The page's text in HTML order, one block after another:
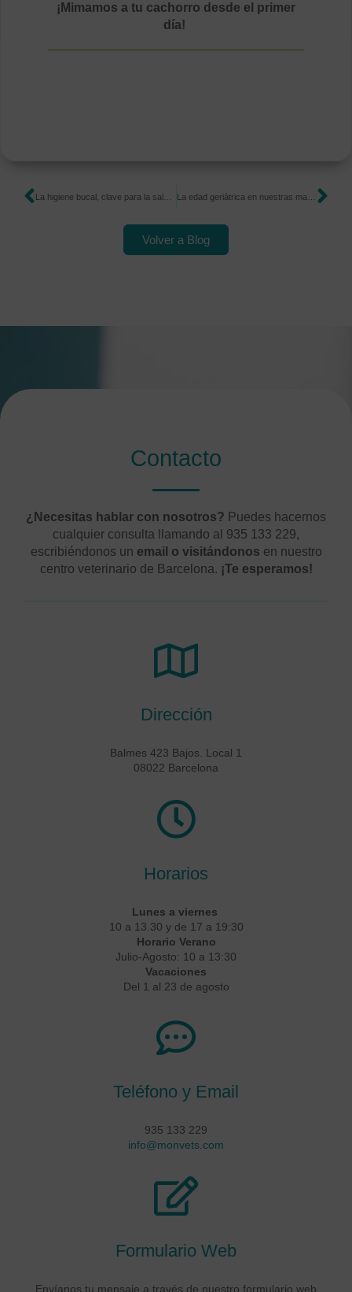
¡Mimamos a tu cachorro desde el primer
día!
Volver a Blog
Contacto
¿Necesitas hablar con nosotros? Puedes hacernos
cualquier consulta llamando al 935 133 229,
escribiéndonos un email o visitándonos en nuestro
centro veterinario de Barcelona. ¡Te esperamos!
Dirección
Balmes 423 Bajos. Local 1
08022 Barcelona
Horarios
Lunes a viernes
10 a 13.30 y de 17 a 19:30
Horario Verano
Julio-Agosto: 10 a 13:30
Vacaciones
Del 1 al 23 de agosto
Teléfono y Email
935 133 229
info@monvets.com
Formulario Web
Envíanos tu mensaje a través de nuestro formulario web